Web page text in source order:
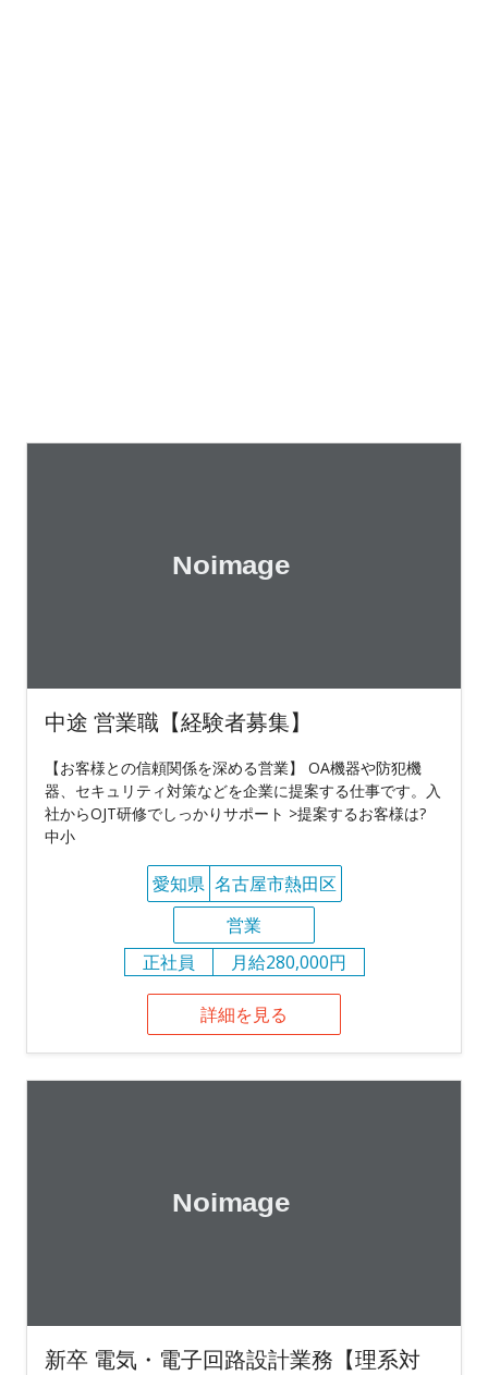
中途 営業職【経験者募集】
【お客様との信頼関係を深める営業】 OA機器や防犯機
器、セキュリティ対策などを企業に提案する仕事です。入
社からOJT研修でしっかりサポート >提案するお客様は?
中小
愛知県 名古屋市熱田区
営業
正社員
月給280,000円
詳細を見る
新卒 電気・電子回路設計業務【理系対